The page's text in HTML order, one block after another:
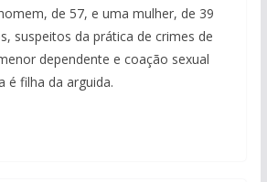
de 57, e uma mulher, de 39
suspeitos da prática de crimes de
dependente e coação sexual
é filha da arguida.